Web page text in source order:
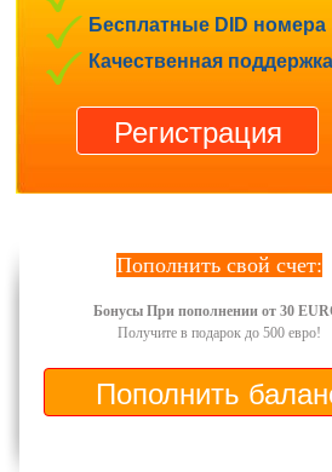
Бесплатные DID номера
Качественная
Пополнить свой счет:
Бонусы При пополнении от 30
Получите в подарок до 500 евро!